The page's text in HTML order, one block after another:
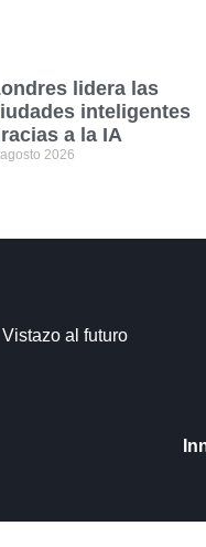
lidera las
inteligentes
a la IA
2026
Vistazo al futuro